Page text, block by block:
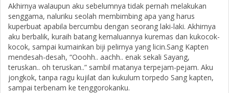
Akhirnya walaupun aku sebelumnya tidak pernah melakukan
senggama, naluriku seolah membimbing apa yang harus
kuperbuat apabila bercumbu dengan seorang laki-laki. Akhirnya
aku berbalik, kuraih batang kemaluannya kuremas dan kukocok-
kocok, sampai kumainkan biji pelirnya yang licin.Sang Kapten
mendesah-desah, “Ooohh.. aachh.. enak sekali Sayang,
teruskan.. oh teruskan..” sambil matanya terpejam-pejam. Aku
jongkok, tanpa ragu kujilat dan kukulum torpedo Sang kapten,
sampai terbenam ke tenggorokanku.